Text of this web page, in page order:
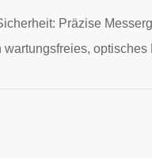
Präzise
wartungsfreies,